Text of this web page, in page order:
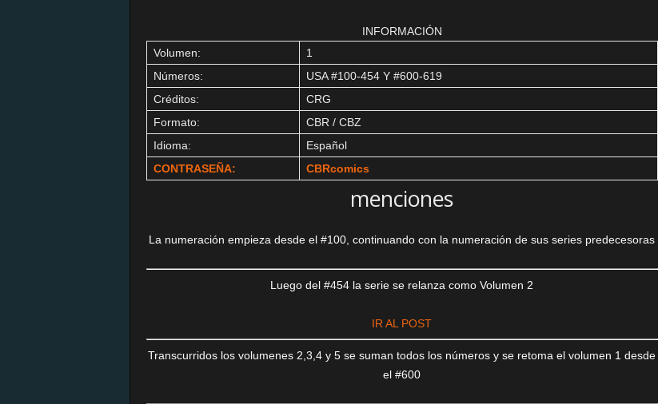
INFORMACIÓN
Volumen:
1
Números:
USA #100-454 Y #600-619
Créditos:
CRG
Formato:
CBR / CBZ
Idioma:
Español
CONTRASEÑA:
CBRcomics
menciones
La numeración empieza desde el #100, continuando con la numeración de sus series predecesoras
Luego del #454 la serie se relanza como Volumen 2
IR AL POST
Transcurridos los volumenes 2,3,4 y 5 se suman todos los números y se retoma el volumen 1 desde
el #600